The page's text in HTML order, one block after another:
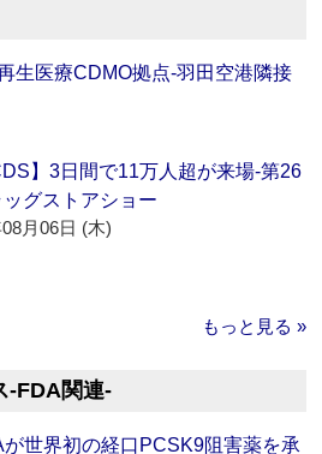
生医療CDMO拠点‐羽田空港隣接
】3日間で11万人超が来場‐第26
ッグストアショー
月06日 (木)
もっと見る »
関連‐
が世界初の経口PCSK9阻害薬を承